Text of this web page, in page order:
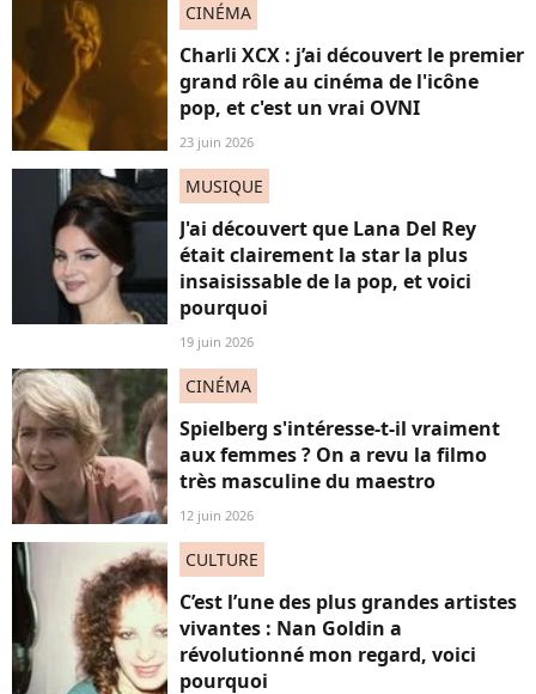
CINÉMA
Charli XCX : j’ai découvert le premier
grand rôle au cinéma de l'icône
pop, et c'est un vrai OVNI
23 juin 2026
MUSIQUE
J'ai découvert que Lana Del Rey
était clairement la star la plus
insaisissable de la pop, et voici
pourquoi
19 juin 2026
CINÉMA
Spielberg s'intéresse-t-il vraiment
aux femmes ? On a revu la filmo
très masculine du maestro
12 juin 2026
CULTURE
C’est l’une des plus grandes artistes
vivantes : Nan Goldin a
révolutionné mon regard, voici
pourquoi